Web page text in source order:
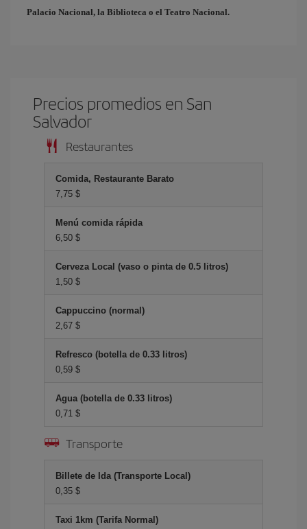
Palacio Nacional, la Biblioteca o el Teatro Nacional.
Precios promedios en San
Salvador
Restaurantes
Comida, Restaurante Barato
7,75 $
Menú comida rápida
6,50 $
Cerveza Local (vaso o pinta de 0.5 litros)
1,50 $
Cappuccino (normal)
2,67 $
Refresco (botella de 0.33 litros)
0,59 $
Agua (botella de 0.33 litros)
0,71 $
Transporte
Billete de Ida (Transporte Local)
0,35 $
Taxi 1km (Tarifa Normal)